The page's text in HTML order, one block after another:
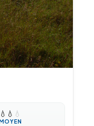
💧 💧 💧
MOYEN